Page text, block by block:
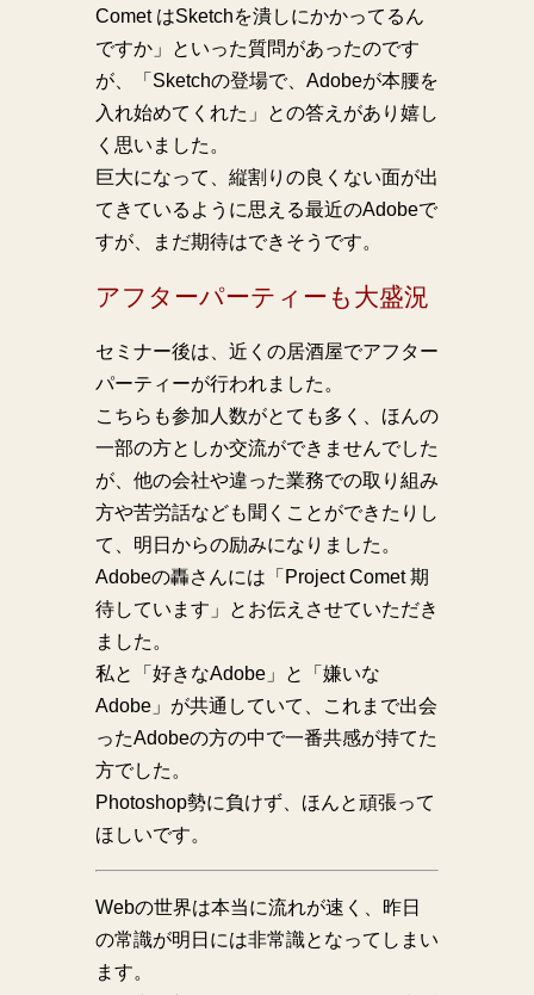
Comet はSketchを潰しにかかってるん
ですか」といった質問があったのです
が、「Sketchの登場で、Adobeが本腰を
入れ始めてくれた」との答えがあり嬉し
く思いました。
巨大になって、縦割りの良くない面が出
てきているように思える最近のAdobeで
すが、まだ期待はできそうです。
アフターパーティーも大盛況
セミナー後は、近くの居酒屋でアフター
パーティーが行われました。
こちらも参加人数がとても多く、ほんの
一部の方としか交流ができませんでした
が、他の会社や違った業務での取り組み
方や苦労話なども聞くことができたりし
て、明日からの励みになりました。
Adobeの轟さんには「Project Comet 期
待しています」とお伝えさせていただき
ました。
私と「好きなAdobe」と「嫌いな
Adobe」が共通していて、これまで出会
ったAdobeの方の中で一番共感が持てた
方でした。
Photoshop勢に負けず、ほんと頑張って
ほしいです。
Webの世界は本当に流れが速く、昨日
の常識が明日には非常識となってしまい
ます。